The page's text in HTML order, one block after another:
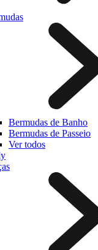
Bermudas de Banho
Bermudas de Passeio
Ver todos